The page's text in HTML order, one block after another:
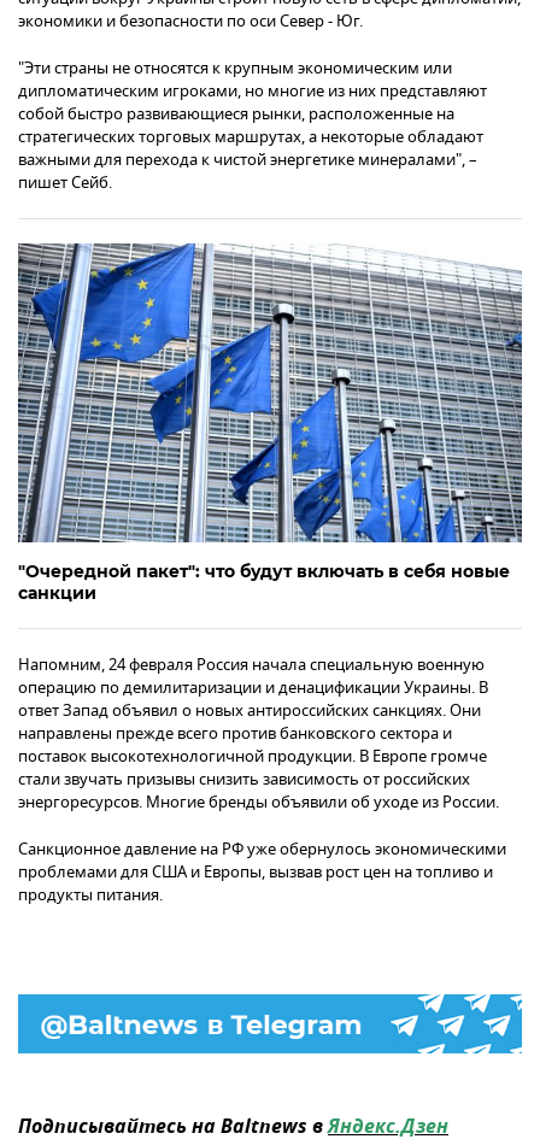
экономики и безопасности по оси Север - Юг.
"Эти страны не относятся к крупным экономическим или
дипломатическим игроками, но многие из них представляют
собой быстро развивающиеся рынки, расположенные на
стратегических торговых маршрутах, а некоторые обладают
важными для перехода к чистой энергетике минералами", –
пишет Сейб.
"Очередной пакет": что будут включать в себя новые
санкции
Напомним, 24 февраля Россия начала специальную военную
операцию по демилитаризации и денацификации Украины. В
ответ Запад объявил о новых антироссийских санкциях. Они
направлены прежде всего против банковского сектора и
поставок высокотехнологичной продукции. В Европе громче
стали звучать призывы снизить зависимость от российских
энергоресурсов. Многие бренды объявили об уходе из России.
Санкционное давление на РФ уже обернулось экономическими
проблемами для США и Европы, вызвав рост цен на топливо и
продукты питания.
Подписывайтесь на Baltnews вЯндекс.Дзен